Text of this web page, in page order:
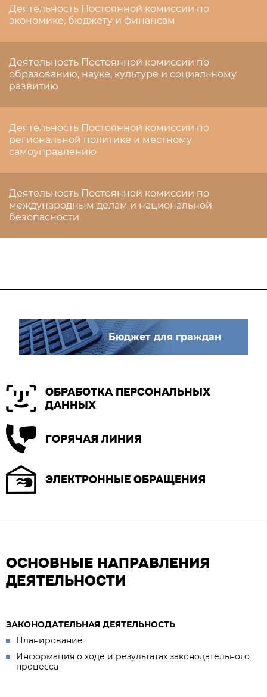
Деятельность Постоянной комиссии по
экономике, бюджету и финансам
Деятельность Постоянной комиссии по
образованию, науке, культуре и социальному
развитию
Деятельность Постоянной комиссии по
региональной политике и местному
самоуправлению
Деятельность Постоянной комиссии по
международным делам и национальной
безопасности
Бюджет для граждан
ОБРАБОТКА ПЕРСОНАЛЬНЫХ
ДАННЫХ
ГОРЯЧАЯ ЛИНИЯ
ЭЛЕКТРОННЫЕ ОБРАЩЕНИЯ
ОСНОВНЫЕ НАПРАВЛЕНИЯ
ДЕЯТЕЛЬНОСТИ
ЗАКОНОДАТЕЛЬНАЯ ДЕЯТЕЛЬНОСТЬ
Планирование
Информация о ходе и результатах законодательного
процесса